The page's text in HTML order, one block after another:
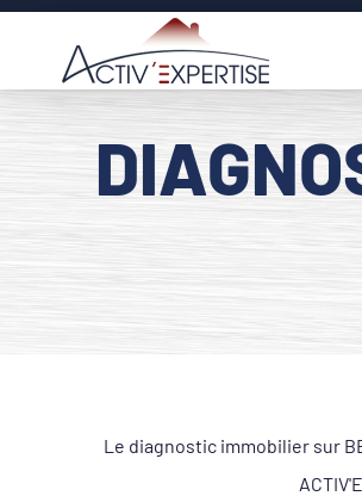
Passer
contenu
Le diagnostic immobilier sur